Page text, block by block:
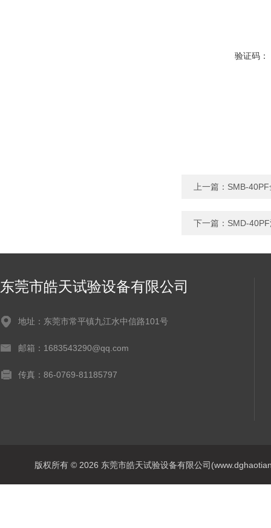
验证码：
上一篇： SMB-
下一篇： SMD-
东莞市皓天试验设备有限公司
地址：东莞市常平镇九江水中信路101号
邮箱：1683543290@qq.com
传真：86-0769-81185797
版权所有 © 2026 东莞市皓天试验设备有限公司